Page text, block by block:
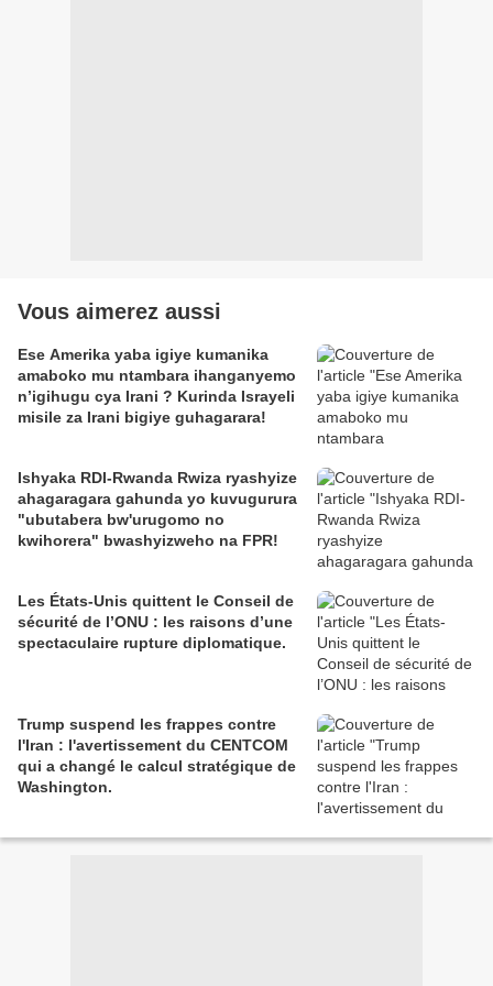
Vous aimerez aussi
Ese Amerika yaba igiye kumanika
amaboko mu ntambara ihanganyemo
n’igihugu cya Irani ? Kurinda Israyeli
misile za Irani bigiye guhagarara!
Ishyaka RDI-Rwanda Rwiza ryashyize
ahagaragara gahunda yo kuvugurura
"ubutabera bw'urugomo no
kwihorera" bwashyizweho na FPR!
Les États-Unis quittent le Conseil de
sécurité de l’ONU : les raisons d’une
spectaculaire rupture diplomatique.
Trump suspend les frappes contre
l'Iran : l'avertissement du CENTCOM
qui a changé le calcul stratégique de
Washington.